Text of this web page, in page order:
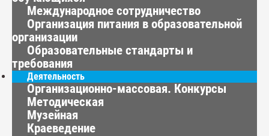
Международное сотрудничество
Организация питания в образовательной
организации
Образовательные стандарты и
требования
Деятельность
Организационно-массовая. Конкурсы
Методическая
Музейная
Краеведение